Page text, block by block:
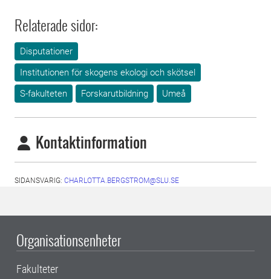
Relaterade sidor:
Disputationer
Institutionen för skogens ekologi och skötsel
S-fakulteten
Forskarutbildning Umeå
Kontaktinformation
SIDANSVARIG: CHARLOTTA.BERGSTROM@SLU.SE
Organisationsenheter
Fakulteter